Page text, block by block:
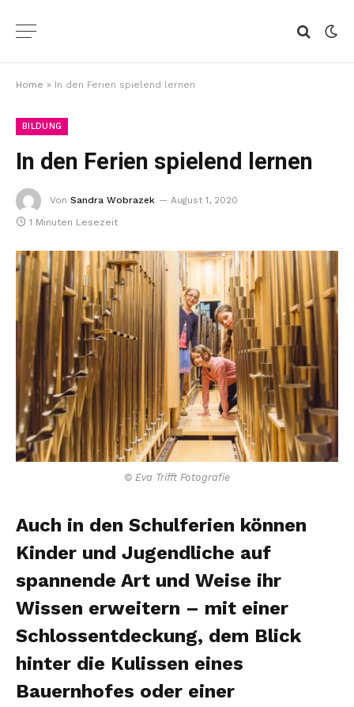
Home » In den Ferien spielend lernen
BILDUNG
In den Ferien spielend lernen
Von Sandra Wobrazek
August 1, 2020
1 Minuten Lesezeit
© Eva Trifft Fotografie
Auch in den Schulferien können
Kinder und Jugendliche auf
spannende Art und Weise ihr
Wissen erweitern – mit einer
Schlossentdeckung, dem Blick
hinter die Kulissen eines
Bauernhofes oder einer